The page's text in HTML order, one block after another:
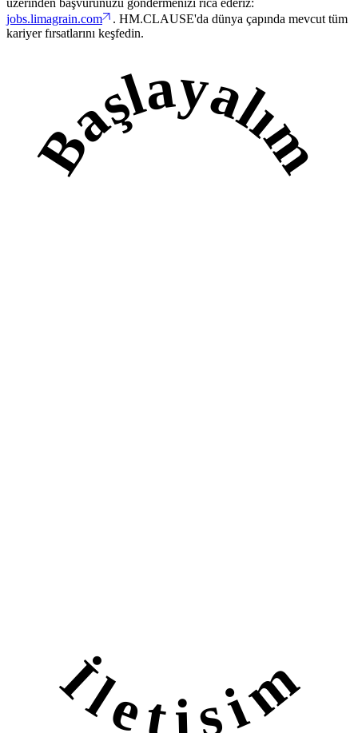
üzerinden başvurunuzu göndermenizi rica ederiz:
jobs.limagrain.com
. HM.CLAUSE'da dünya çapında mevcut tüm
kariyer fırsatlarını keşfedin.
Başlayalım
İletişim